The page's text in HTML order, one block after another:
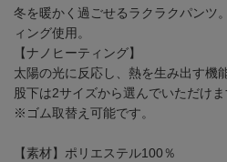
冬を暖かく過ごせるラクラクパンツ
ィング使用。
【ナノヒーティング】
太陽の光に反応し、熱を生み出す機
股下は2サイズから選んでいただけま
※ゴム取替え可能です。
【素材】ポリエステル100％